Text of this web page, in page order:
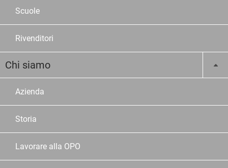
Scuole
Rivenditori
Chi siamo
Azienda
Storia
Lavorare alla OPO